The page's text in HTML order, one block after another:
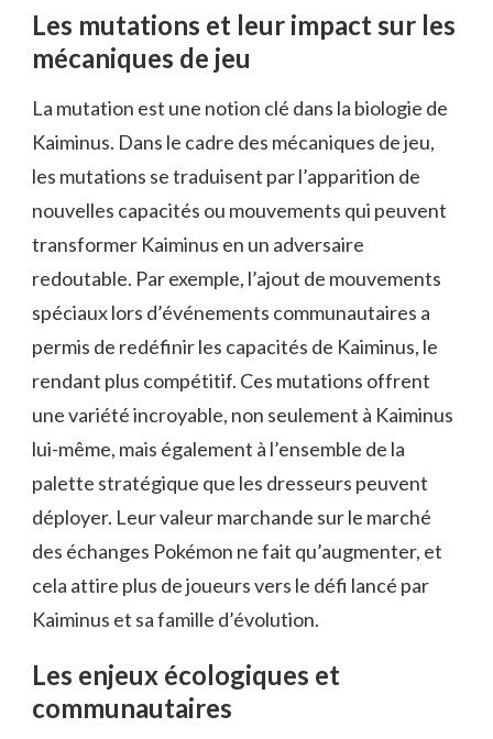
Les mutations et leur impact sur les
mécaniques de jeu
La mutation est une notion clé dans la biologie de
Kaiminus. Dans le cadre des mécaniques de jeu,
les mutations se traduisent par l’apparition de
nouvelles capacités ou mouvements qui peuvent
transformer Kaiminus en un adversaire
redoutable. Par exemple, l’ajout de mouvements
spéciaux lors d’événements communautaires a
permis de redéfinir les capacités de Kaiminus, le
rendant plus compétitif. Ces mutations offrent
une variété incroyable, non seulement à Kaiminus
lui-même, mais également à l’ensemble de la
palette stratégique que les dresseurs peuvent
déployer. Leur valeur marchande sur le marché
des échanges Pokémon ne fait qu’augmenter, et
cela attire plus de joueurs vers le défi lancé par
Kaiminus et sa famille d’évolution.
Les enjeux écologiques et
communautaires